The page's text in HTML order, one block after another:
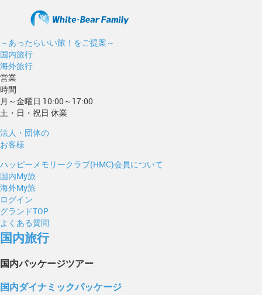
～あったらいい旅！をご提案～
国内旅行
海外旅行
営業
時間
月～金曜日 10:00～17:00
土・日・祝日 休業
法人・団体の
お客様
ハッピーメモリークラブ(HMC)会員について
国内My旅
海外My旅
ログイン
グランドTOP
よくある質問
国内旅行
国内パッケージツアー
国内ダイナミックパッケージ